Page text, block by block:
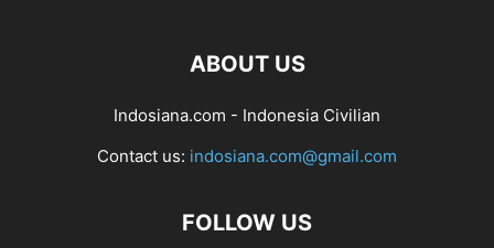
ABOUT US
Indosiana.com - Indonesia Civilian
Contact us: indosiana.com@gmail.com
FOLLOW US